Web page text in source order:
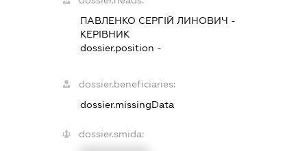
ПАВЛЕНКО СЕРГІЙ ЛИНОВИЧ -
КЕРІВНИК
dossier.position -
dossier.beneficiaries:
dossier.missingData
dossier.smida: